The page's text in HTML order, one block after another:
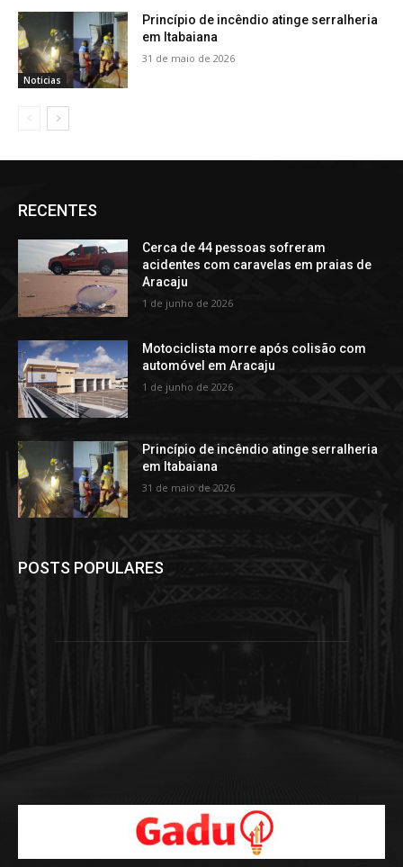
Noticias
Princípio de incêndio atinge serralheria
em Itabaiana
31 de maio de 2026
RECENTES
Cerca de 44 pessoas sofreram
acidentes com caravelas em praias de
Aracaju
1 de junho de 2026
Motociclista morre após colisão com
automóvel em Aracaju
1 de junho de 2026
Princípio de incêndio atinge serralheria
em Itabaiana
31 de maio de 2026
POSTS POPULARES